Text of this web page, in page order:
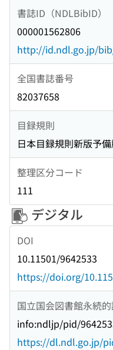
書誌ID（NDLBibID）
000001562806
http://id.ndl.go.jp/
全国書誌番号
82037658
目録規則
日本目録規則新版予
整理区分コード
111
デジタル
DOI
10.11501/9642533
https://doi.org/
国立国会図書館永続
info:ndljp/pid/
https://dl.ndl.go.jp/